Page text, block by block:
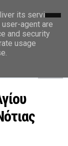
its services
agent are
and security
usage